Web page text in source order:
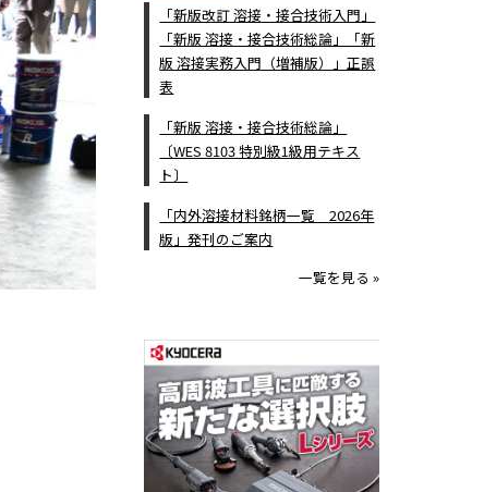
「新版改訂 溶接・接合技術入門」
「新版 溶接・接合技術総論」「新
版 溶接実務入門（増補版）」正誤
表
「新版 溶接・接合技術総論」
〔WES 8103 特別級1級用テキス
ト〕
「内外溶接材料銘柄一覧 2026年
版」発刊のご案内
一覧を見る »